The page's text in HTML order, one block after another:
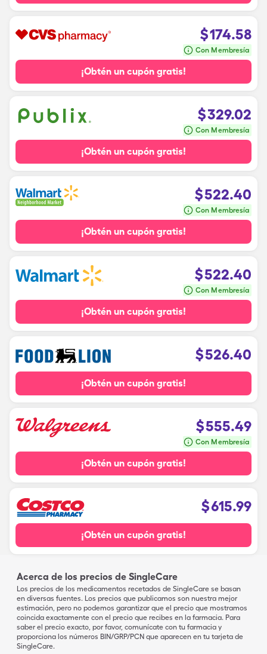
$174.58
Con Membresía
¡Obtén un cupón gratis!
$329.02
Con Membresía
¡Obtén un cupón gratis!
$522.40
Con Membresía
¡Obtén un cupón gratis!
$522.40
Con Membresía
¡Obtén un cupón gratis!
$526.40
¡Obtén un cupón gratis!
$555.49
Con Membresía
¡Obtén un cupón gratis!
$615.99
¡Obtén un cupón gratis!
Acerca de los precios de SingleCare
Los precios de los medicamentos recetados de SingleCare se basan
en diversas fuentes. Los precios que publicamos son nuestra mejor
estimación, pero no podemos garantizar que el precio que mostramos
coincida exactamente con el precio que recibes en la farmacia. Para
saber el precio exacto, por favor, comunícate con tu farmacia y
proporciona los números BIN/GRP/PCN que aparecen en tu tarjeta de
SingleCare.